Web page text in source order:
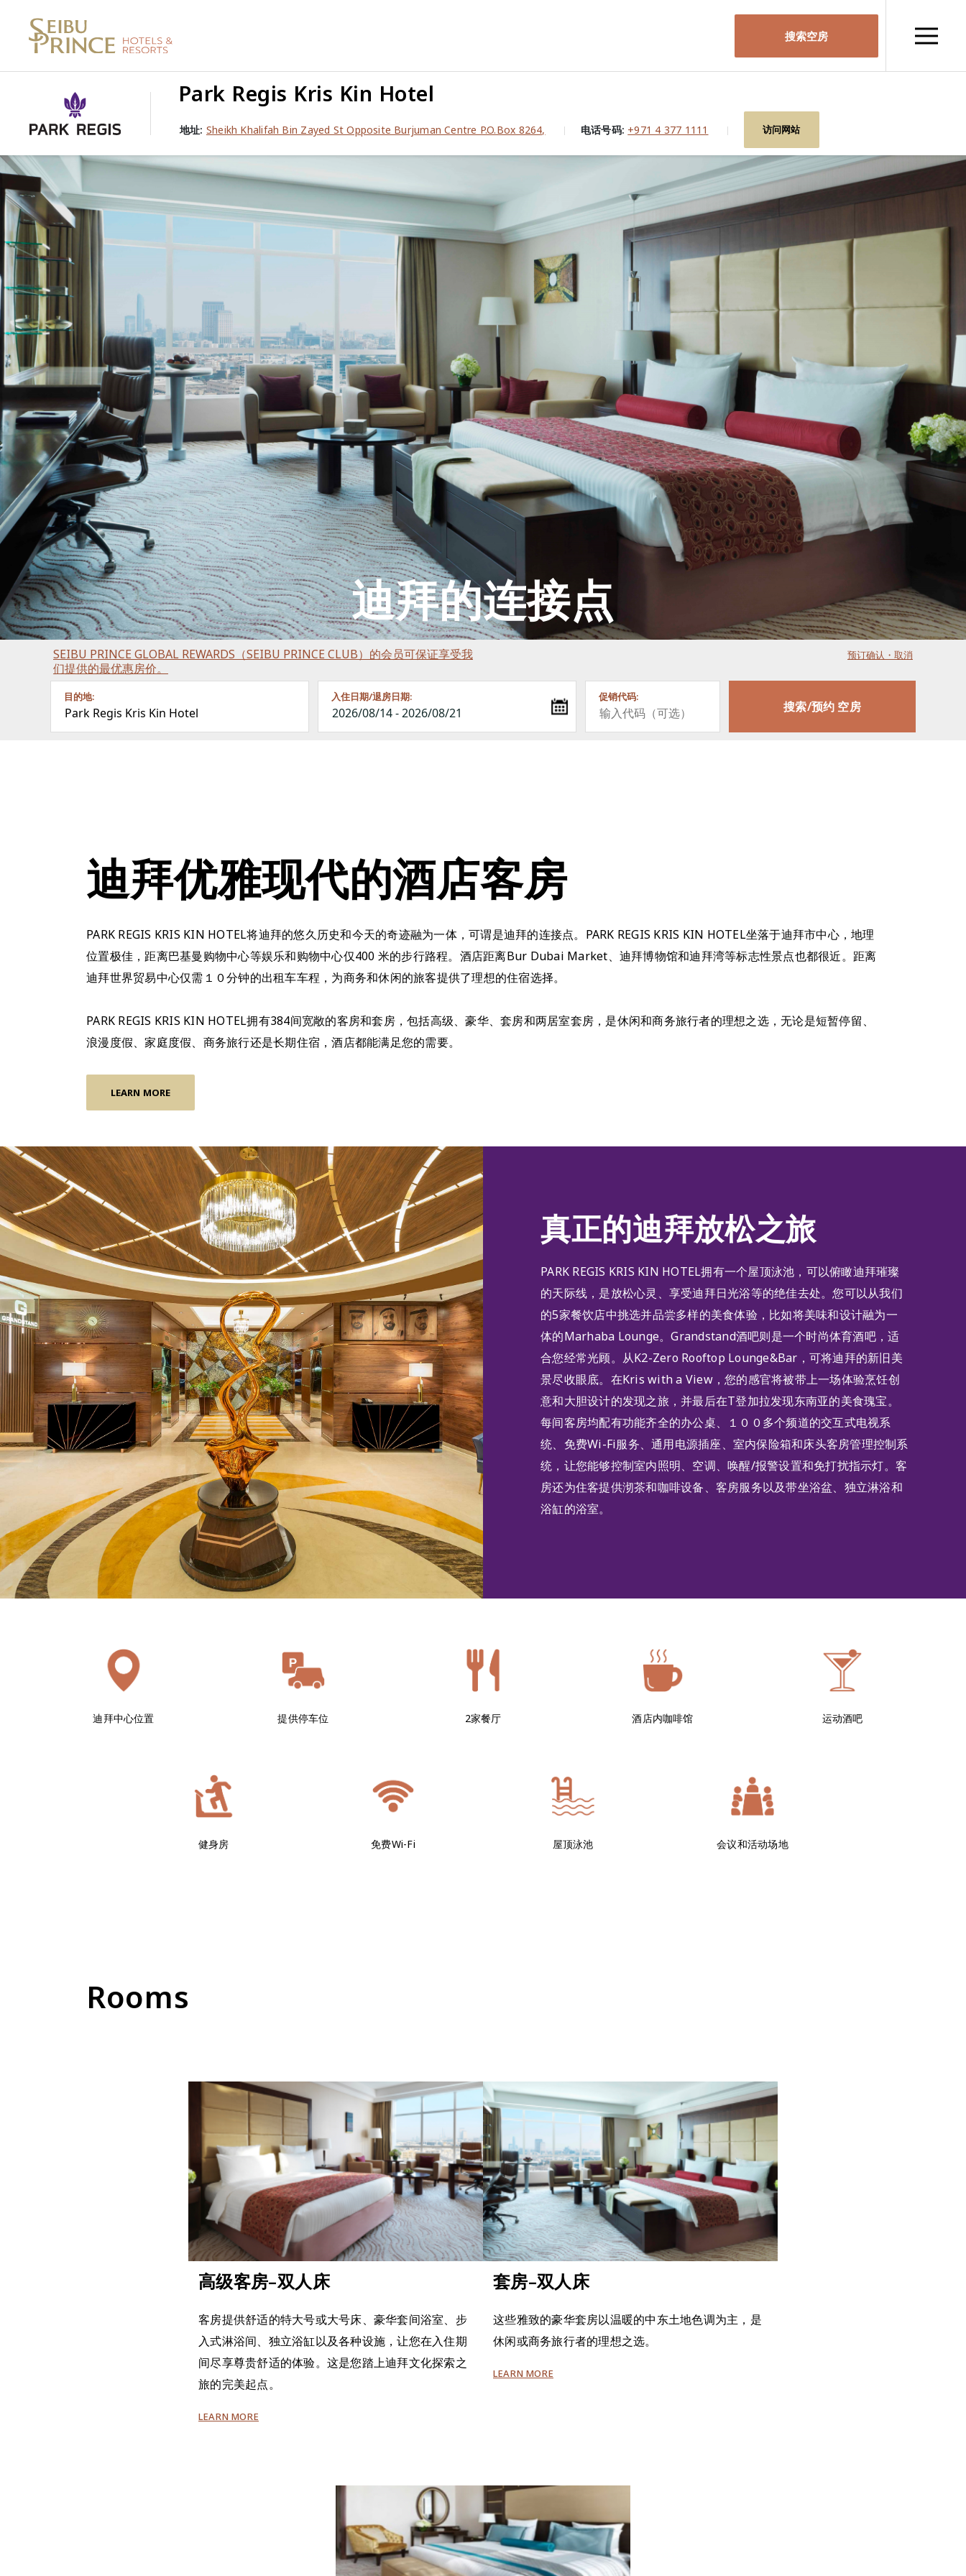
搜索空房
Park Regis Kris Kin Hotel
地址: Sheikh Khalifah Bin Zayed St Opposite Burjuman Centre P.O.Box 8264, 电话号码: +971 4 377 1111 访问网站
迪拜的连接点
SEIBU PRINCE GLOBAL REWARDS（SEIBU PRINCE CLUB）的会员可保证享受我
们提供的最优惠房价。
预订确认・取消
目的地:
Park Regis Kris Kin Hotel
入住日期/退房日期: 促销代码:
迪拜优雅现代的酒店客房
PARK REGIS KRIS KIN HOTEL将迪拜的悠久历史和今天的奇迹融为一体，可谓是迪拜的连接点。PARK REGIS KRIS KIN HOTEL坐落于迪拜市中心，地理
位置极佳，距离巴基曼购物中心等娱乐和购物中心仅400 米的步行路程。酒店距离Bur Dubai Market、迪拜博物馆和迪拜湾等标志性景点也都很近。距离
迪拜世界贸易中心仅需１０分钟的出租车车程，为商务和休闲的旅客提供了理想的住宿选择。
PARK REGIS KRIS KIN HOTEL拥有384间宽敞的客房和套房，包括高级、豪华、套房和两居室套房，是休闲和商务旅行者的理想之选，无论是短暂停留、
浪漫度假、家庭度假、商务旅行还是长期住宿，酒店都能满足您的需要。
LEARN MORE
真正的迪拜放松之旅
PARK REGIS KRIS KIN HOTEL拥有一个屋顶泳池，可以俯瞰迪拜璀璨
的天际线，是放松心灵、享受迪拜日光浴等的绝佳去处。您可以从我们
的5家餐饮店中挑选并品尝多样的美食体验，比如将美味和设计融为一
体的Marhaba Lounge。Grandstand酒吧则是一个时尚体育酒吧，适
合您经常光顾。从K2-Zero Rooftop Lounge&Bar，可将迪拜的新旧美
景尽收眼底。在Kris with a View，您的感官将被带上一场体验烹饪创
意和大胆设计的发现之旅，并最后在T登加拉发现东南亚的美食瑰宝。
每间客房均配有功能齐全的办公桌、１００多个频道的交互式电视系
统、免费Wi-Fi服务、通用电源插座、室内保险箱和床头客房管理控制系
统，让您能够控制室内照明、空调、唤醒/报警设置和免打扰指示灯。客
房还为住客提供沏茶和咖啡设备、客房服务以及带坐浴盆、独立淋浴和
浴缸的浴室。
迪拜中心位置 提供停车位 2家餐厅 酒店内咖啡馆 运动酒吧
健身房 免费Wi-Fi 屋顶泳池 会议和活动场地
Rooms
高级客房–双人床
客房提供舒适的特大号或大号床、豪华套间浴室、步
入式淋浴间、独立浴缸以及各种设施，让您在入住期
间尽享尊贵舒适的体验。这是您踏上迪拜文化探索之
旅的完美起点。
LEARN MORE
套房–双人床
这些雅致的豪华套房以温暖的中东土地色调为主，是
休闲或商务旅行者的理想之选。
LEARN MORE